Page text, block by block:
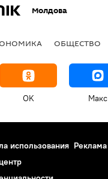
Молдова
ОБЩЕСТВО
OK Макс
использования Реклама